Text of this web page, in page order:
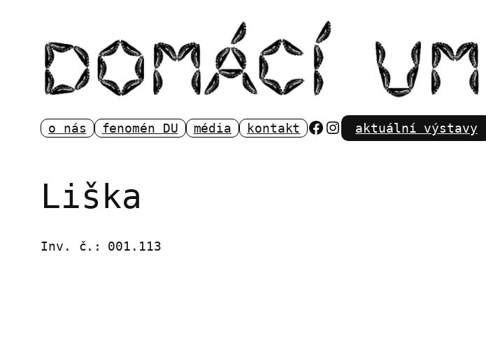
o nás fenomén DU média kontakt Facebook
Instagram
aktuální výstavy
Liška
Inv. č.: 001.113